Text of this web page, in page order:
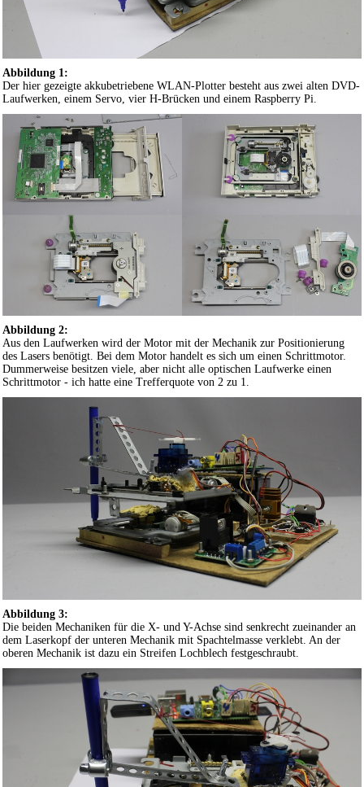
Abbildung 1:
Der hier gezeigte akkubetriebene WLAN-Plotter besteht aus zwei alten DVD-
Laufwerken, einem Servo, vier H-Brücken und einem Raspberry Pi.
Abbildung 2:
Aus den Laufwerken wird der Motor mit der Mechanik zur Positionierung
des Lasers benötigt. Bei dem Motor handelt es sich um einen Schrittmotor.
Dummerweise besitzen viele, aber nicht alle optischen Laufwerke einen
Schrittmotor - ich hatte eine Trefferquote von 2 zu 1.
Abbildung 3:
Die beiden Mechaniken für die X- und Y-Achse sind senkrecht zueinander an
dem Laserkopf der unteren Mechanik mit Spachtelmasse verklebt. An der
oberen Mechanik ist dazu ein Streifen Lochblech festgeschraubt.